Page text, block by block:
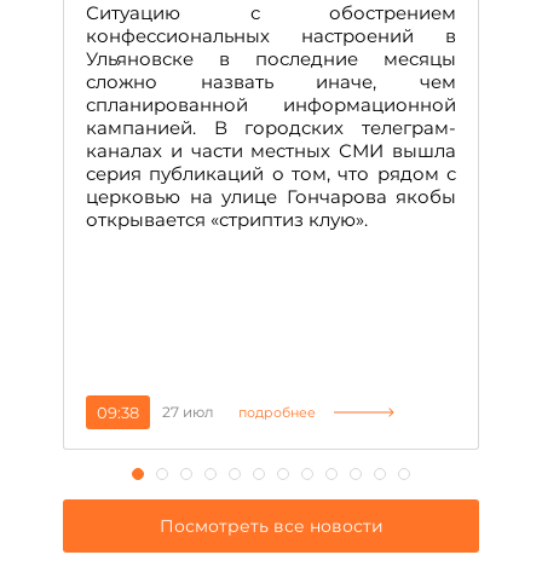
Ситуацию с обострением
конфессиональных настроений в
Ульяновске в последние месяцы
сложно назвать иначе, чем
спланированной информационной
кампанией. В городских телеграм-
каналах и части местных СМИ вышла
серия публикаций о том, что рядом с
церковью на улице Гончарова якобы
открывается «стриптиз клую».
09:38 27 июл подробнее
Посмотреть все новости